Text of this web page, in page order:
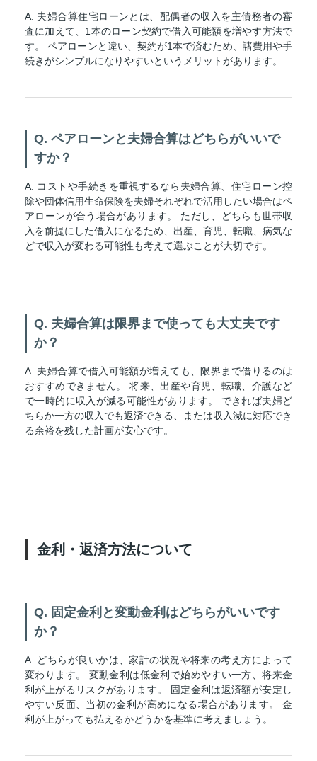
A. 夫婦合算住宅ローンとは、配偶者の収入を主債務者の審
査に加えて、1本のローン契約で借入可能額を増やす方法で
す。 ペアローンと違い、契約が1本で済むため、諸費用や手
続きがシンプルになりやすいというメリットがあります。
Q. ペアローンと夫婦合算はどちらがいいで
すか？
A. コストや手続きを重視するなら夫婦合算、住宅ローン控
除や団体信用生命保険を夫婦それぞれで活用したい場合はペ
アローンが合う場合があります。 ただし、どちらも世帯収
入を前提にした借入になるため、出産、育児、転職、病気な
どで収入が変わる可能性も考えて選ぶことが大切です。
Q. 夫婦合算は限界まで使っても大丈夫です
か？
A. 夫婦合算で借入可能額が増えても、限界まで借りるのは
おすすめできません。 将来、出産や育児、転職、介護など
で一時的に収入が減る可能性があります。 できれば夫婦ど
ちらか一方の収入でも返済できる、または収入減に対応でき
る余裕を残した計画が安心です。
金利・返済方法について
Q. 固定金利と変動金利はどちらがいいです
か？
A. どちらが良いかは、家計の状況や将来の考え方によって
変わります。 変動金利は低金利で始めやすい一方、将来金
利が上がるリスクがあります。 固定金利は返済額が安定し
やすい反面、当初の金利が高めになる場合があります。 金
利が上がっても払えるかどうかを基準に考えましょう。